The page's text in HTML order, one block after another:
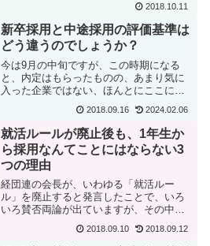
をキーワードにしてツイッターを見たり
していますと、学生の側に戸惑いや誤解
があるのを感じます...
2018.10.11
新卒採用と中途採用の評価基準は
どう違うのでしょうか？
今は9月の中旬ですが、この時期になる
と、内定はもらったものの、あまり気に
入った企業ではない、ほんとにここに就
悩みを持つ人が少なくありません。そう
した人の中には、卒業後はとりあえず内
定をもらった企業に入社は...
2018.09.16 2024.02.06
就活ルールが廃止後も、1年生か
ら採用なんてことにはならない3
つの理由
経団連の会長が、いわゆる「就活ルー
ル」を廃止すると発言したことで、いろ
いろ賛否両論が出ていますが、その中
で、主に学校側からの心配として、「就
活がどんどん早期化して、1年生から就活
2018.09.10 2018.09.12